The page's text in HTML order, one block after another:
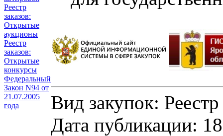
Реестр
заказов:
Открытые
аукционы
Реестр
заказов:
Открытые
конкурсы
Федеральный
Закон N94 от
21.07.2005
года
Вид закупок:
Дата публикации: